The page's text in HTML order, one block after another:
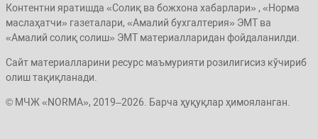
Контентни яратишда «Солиқ ва божхона хабарлари» , «Норма
маслаҳатчи» газеталари, «Амалий бухгалтерия» ЭМТ ва
«Амалий солиқ солиш» ЭМТ материалларидан фойдаланилди.
Сайт материалларини ресурс маъмурияти розилигисиз кўчириб
олиш тақиқланади.
© МЧЖ «NORMA», 2019–2026. Барча ҳуқуқлар ҳимояланган.